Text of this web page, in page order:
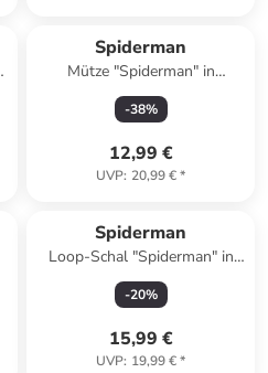
Spiderman
Mütze "Spiderman" in
Dunkelblau
-38%
12,99 €
UVP: 20,99 €*
Spiderman
Loop-Schal "Spiderman" in
Rot/ Blau
-20%
15,99 €
UVP: 19,99 €*